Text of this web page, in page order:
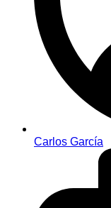
Carlos García